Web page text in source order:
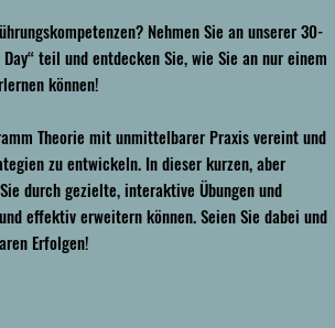
Nehmen Sie an unserer 30-
teil und entdecken Sie, wie Sie an nur einem
können!
Theorie mit unmittelbarer Praxis vereint und
zu entwickeln. In dieser kurzen, aber
durch gezielte, interaktive Übungen und
effektiv erweitern können. Seien Sie dabei und
Erfolgen!